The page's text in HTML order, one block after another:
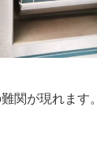
関が現れます。